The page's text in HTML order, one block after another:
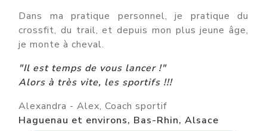
Dans ma pratique personnel, je pratique du
crossfit, du trail, et depuis mon plus jeune âge,
je monte à cheval.
"Il est temps de vous lancer !"
Alors à très vite, les sportifs !!!
Alexandra - Alex, Coach sportif
Haguenau et environs, Bas-Rhin, Alsace